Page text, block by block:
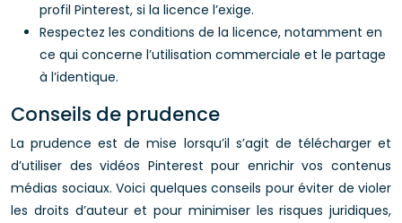
profil Pinterest, si la licence l’exige.
Respectez les conditions de la licence, notamment en
ce qui concerne l’utilisation commerciale et le partage
à l’identique.
Conseils de prudence
La prudence est de mise lorsqu’il s’agit de télécharger et
d’utiliser des vidéos Pinterest pour enrichir vos contenus
médias sociaux. Voici quelques conseils pour éviter de violer
les droits d’auteur et pour minimiser les risques juridiques,